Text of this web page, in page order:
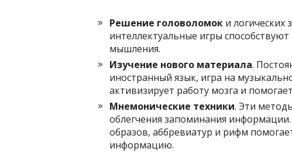
Решение головоломок и логических
интеллектуальные игры
мышления.
Изучение нового материала.
иностранный язык, игра на
активизирует работу мозга и
Мнемонические техники. Эти
облегчения запоминания
образов, аббревиатур и рифм
информацию.